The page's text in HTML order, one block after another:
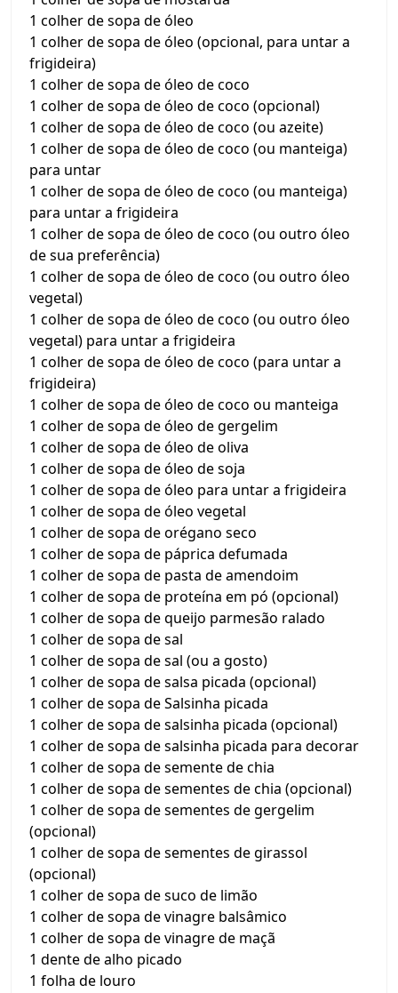
1 colher de sopa de óleo
1 colher de sopa de óleo (opcional, para untar a
frigideira)
1 colher de sopa de óleo de coco
1 colher de sopa de óleo de coco (opcional)
1 colher de sopa de óleo de coco (ou azeite)
1 colher de sopa de óleo de coco (ou manteiga)
para untar
1 colher de sopa de óleo de coco (ou manteiga)
para untar a frigideira
1 colher de sopa de óleo de coco (ou outro óleo
de sua preferência)
1 colher de sopa de óleo de coco (ou outro óleo
vegetal)
1 colher de sopa de óleo de coco (ou outro óleo
vegetal) para untar a frigideira
1 colher de sopa de óleo de coco (para untar a
frigideira)
1 colher de sopa de óleo de coco ou manteiga
1 colher de sopa de óleo de gergelim
1 colher de sopa de óleo de oliva
1 colher de sopa de óleo de soja
1 colher de sopa de óleo para untar a frigideira
1 colher de sopa de óleo vegetal
1 colher de sopa de orégano seco
1 colher de sopa de páprica defumada
1 colher de sopa de pasta de amendoim
1 colher de sopa de proteína em pó (opcional)
1 colher de sopa de queijo parmesão ralado
1 colher de sopa de sal
1 colher de sopa de sal (ou a gosto)
1 colher de sopa de salsa picada (opcional)
1 colher de sopa de Salsinha picada
1 colher de sopa de salsinha picada (opcional)
1 colher de sopa de salsinha picada para decorar
1 colher de sopa de semente de chia
1 colher de sopa de sementes de chia (opcional)
1 colher de sopa de sementes de gergelim
(opcional)
1 colher de sopa de sementes de girassol
(opcional)
1 colher de sopa de suco de limão
1 colher de sopa de vinagre balsâmico
1 colher de sopa de vinagre de maçã
1 dente de alho picado
1 folha de louro